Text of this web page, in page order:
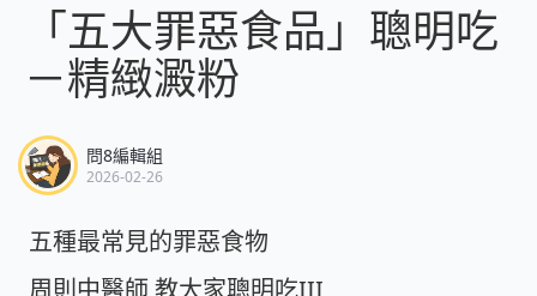
「五大罪惡食品」聰明吃
－精緻澱粉
問8編輯組
2026-02-26
五種最常見的罪惡食物
周則中醫師 教大家聰明吃III